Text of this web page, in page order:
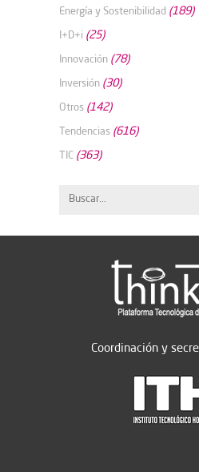
Energía y Sostenibilidad (189)
I+D+i (25)
Innovación (78)
Inversión (30)
Otros (142)
Tendencias (616)
TIC (363)
Coordinación y